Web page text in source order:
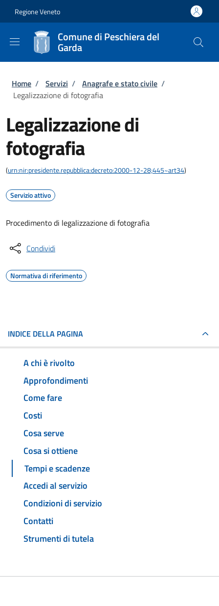
Regione Veneto
Comune di Peschiera del
Garda
Briciole di pane
Home / Servizi / Anagrafe e stato civile /
Legalizzazione di fotografia
Legalizzazione di
fotografia
(urn:nir:presidente.repubblica:decreto:2000-12-28;445~art34)
Servizio attivo
Procedimento di legalizzazione di fotografia
Condividi
Normativa di riferimento
INDICE DELLA PAGINA
A chi è rivolto
Approfondimenti
Come fare
Costi
Cosa serve
Cosa si ottiene
Tempi e scadenze
Accedi al servizio
Condizioni di servizio
Contatti
Strumenti di tutela